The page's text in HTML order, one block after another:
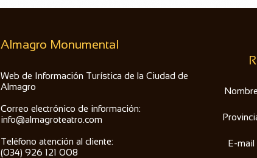
Nombre
E-mail
Almagro Monumental
Web de Información Turística de la Ciudad de
Almagro
Correo electrónico de información:
info@almagroteatro.com
Teléfono atención al cliente:
(034) 926 121 008